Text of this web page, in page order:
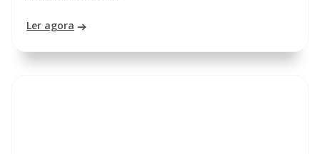
Ler agora